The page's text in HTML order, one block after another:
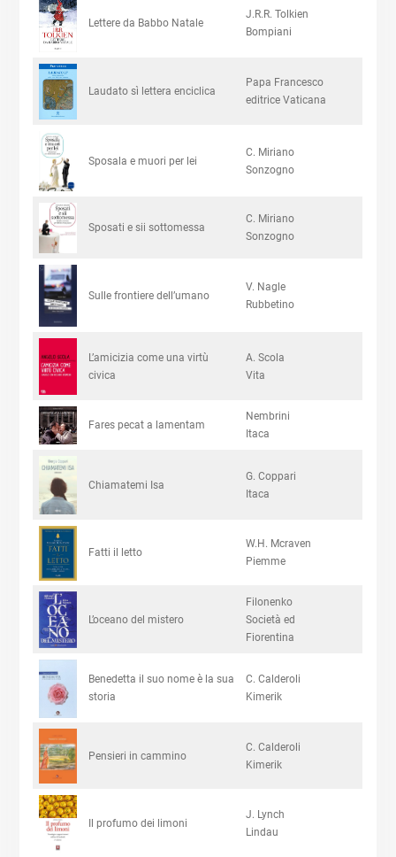
Lettere da Babbo Natale
J.R.R. Tolkien
Bompiani
Laudato sì lettera enciclica
Papa Francesco
editrice Vaticana
Sposala e muori per lei
C. Miriano
Sonzogno
Sposati e sii sottomessa
C. Miriano
Sonzogno
Sulle frontiere dell’umano
V. Nagle
Rubbetino
L’amicizia come una virtù
civica
A. Scola
Vita
Fares pecat a lamentam
Nembrini
Itaca
Chiamatemi Isa
G. Coppari
Itaca
Fatti il letto
W.H. Mcraven
Piemme
L’oceano del mistero
Filonenko
Società ed
Fiorentina
Benedetta il suo nome è la sua
storia
C. Calderoli
Kimerik
Pensieri in cammino
C. Calderoli
Kimerik
Il profumo dei limoni
J. Lynch
Lindau